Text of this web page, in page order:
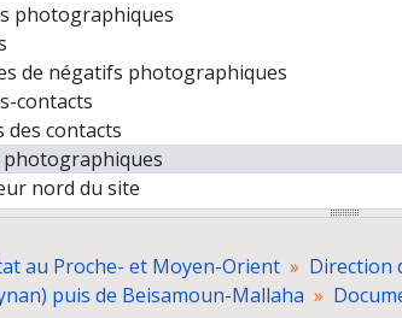
photographiques
de négatifs photographiques
contacts
des contacts
nord du site
coupes
H6
du sol
au Proche- et Moyen-Orient
Direction
puis de Beisamoun-Mallaha